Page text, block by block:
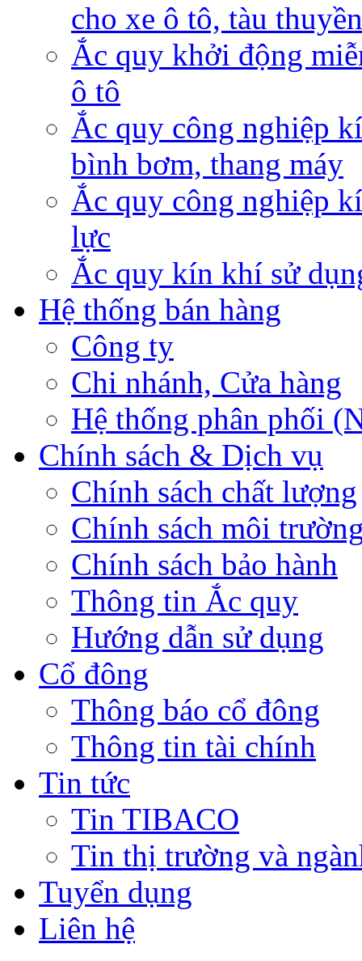
cho xe ô tô, tàu thuyền
Ắc quy khởi động
ô tô
Ắc quy công nghiệp
bình bơm, thang máy
Ắc quy công nghiệp
lực
Ắc quy kín khí sử
Hệ thống bán hàng
Công ty
Chi nhánh, Cửa hàng
Hệ thống phân phối
Chính sách & Dịch vụ
Chính sách chất lượng
Chính sách môi
Chính sách bảo hành
Thông tin Ắc quy
Hướng dẫn sử dụng
Cổ đông
Thông báo cổ đông
Thông tin tài chính
Tin tức
Tin TIBACO
Tin thị trường và
Tuyển dụng
Liên hệ